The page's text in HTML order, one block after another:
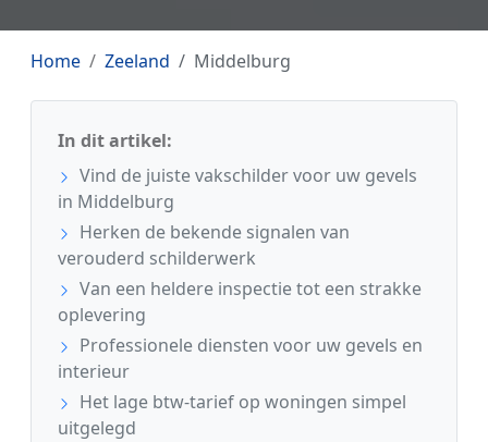
Home Zeeland Middelburg
In dit artikel:
Vind de juiste vakschilder voor uw gevels
in Middelburg
Herken de bekende signalen van
verouderd schilderwerk
Van een heldere inspectie tot een strakke
oplevering
Professionele diensten voor uw gevels en
interieur
Het lage btw-tarief op woningen simpel
uitgelegd